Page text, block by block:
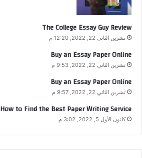
The College Essay Guy Review
تشرين الثاني 22, 2022, 12:20 م
Buy an Essay Paper Online
تشرين الثاني 22, 2022, 9:53 م
Buy an Essay Paper Online
تشرين الثاني 22, 2022, 9:57 م
How to Find the Best Paper Writing Service
كانون الأول 5, 2022, 3:02 م